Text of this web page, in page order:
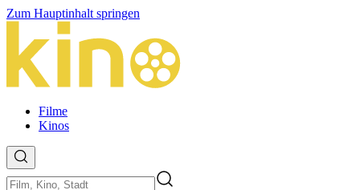
Zum Hauptinhalt springen
Filme
Kinos